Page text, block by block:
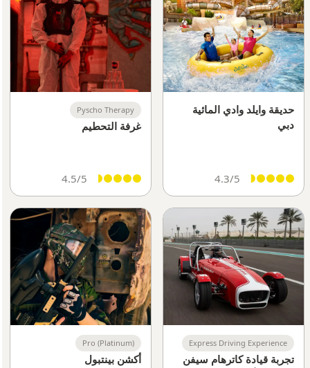
حديقة وايلد وادي المائية
دبي
4.3/5
Pyscho Therapy
غرفة التحطيم
4.5/5
Express Driving Experience
تجربة قيادة كاترهام سيفن
Pro (Platinum)
أكشن بينتبول